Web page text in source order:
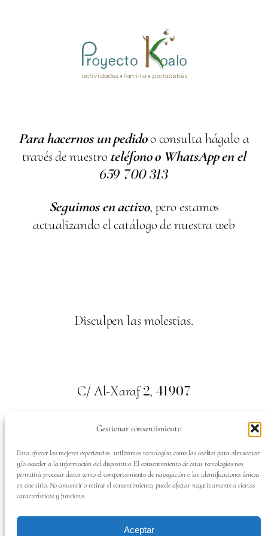
Gestionar consentimiento
Para ofrecer las mejores experiencias, utilizamos tecnologías como las cookies para almacenar
y/o acceder a la información del dispositivo. El consentimiento de estas tecnologías nos
permitirá procesar datos como el comportamiento de navegación o las identificaciones únicas
en este sitio. No consentir o retirar el consentimiento, puede afectar negativamente a ciertas
características y funciones.
Aceptar
Para hacernos un pedidoo consulta hágalo a
través de nuestro teléfono o WhatsApp en el
659 700313
Seguimos en activo, pero estamos
actualizando el catálogo de nuestra web
Disculpen las molestias.
C/ Al-Xaraf2, 41907
Valencina de la Concepción. Sevilla
Tel:659700313
SÍGUENOS EN: